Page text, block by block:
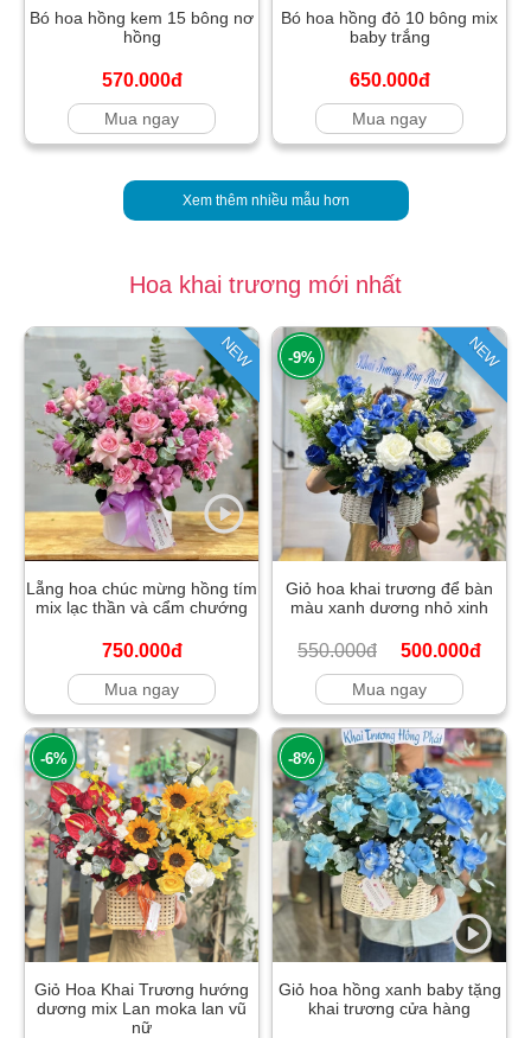
Bó hoa hồng kem 15 bông nơ
hồng
570.000đ
Mua ngay
Bó hoa hồng đỏ 10 bông mix
baby trắng
650.000đ
Mua ngay
Xem thêm nhiều mẫu hơn
Hoa khai trương mới nhất
NEW
Lẵng hoa chúc mừng hồng tím
mix lạc thần và cẩm chướng
750.000đ
Mua ngay
NEW
-9%
Giỏ hoa khai trương để bàn
màu xanh dương nhỏ xinh
550.000đ 500.000đ
Mua ngay
-6%
Giỏ Hoa Khai Trương hướng
dương mix Lan moka lan vũ
nữ
-8%
Giỏ hoa hồng xanh baby tặng
khai trương cửa hàng